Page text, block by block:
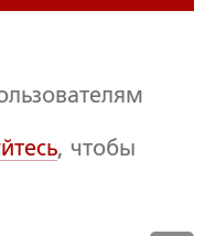
, чтобы